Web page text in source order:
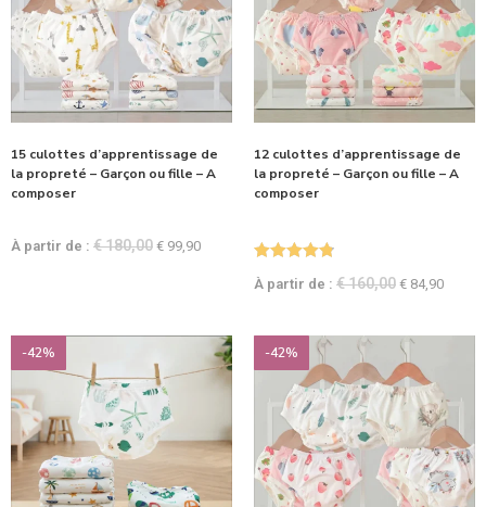
15 culottes d’apprentissage de
la propreté – Garçon ou fille – A
composer
À partir de : €180,00 € 99,90
12 culottes d’apprentissage de
la propreté – Garçon ou fille – A
composer
sur 5
À partir de : €160,00 € 84,90
-42% -42%